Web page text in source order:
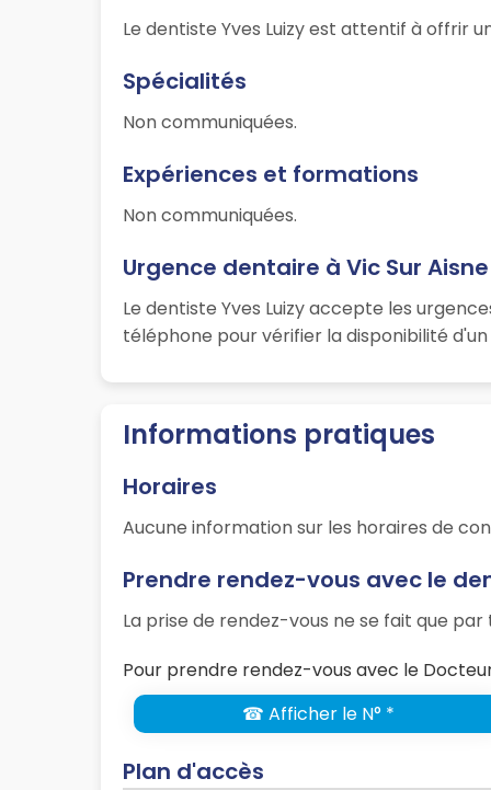
Le dentiste Yves Luizy est attentif à offrir
Spécialités
Non communiquées.
Expériences et formations
Non communiquées.
Urgence dentaire à Vic Sur Aisne
Le dentiste Yves Luizy accepte les
téléphone pour vérifier la disponibilité
Informations pratiques
Horaires
Aucune information sur les horaires de
Prendre rendez-vous avec le
La prise de rendez-vous ne se fait que
Pour prendre rendez-vous avec le
☎ Afficher le N° *
Plan d'accès